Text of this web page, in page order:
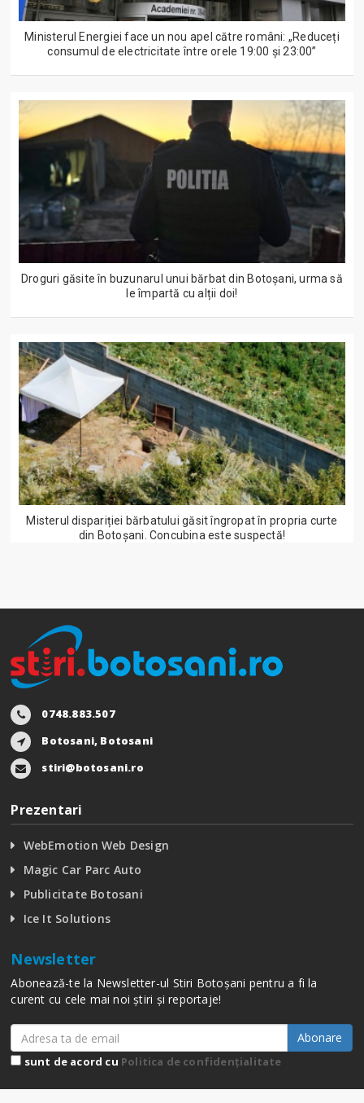
Ministerul Energiei face un nou apel către români: „Reduceți
consumul de electricitate între orele 19:00 și 23:00”
Droguri găsite în buzunarul unui bărbat din Botoșani, urma să
le împartă cu alții doi!
Misterul dispariției bărbatului găsit îngropat în propria curte
din Botoșani. Concubina este suspectă!
0748.883.507
Botosani, Botosani
stiri@botosani.ro
Prezentari
WebEmotion Web Design
Magic Car Parc Auto
Publicitate Botosani
Ice It Solutions
Newsletter
Abonează-te la Newsletter-ul Stiri Botoșani pentru a fi la
curent cu cele mai noi știri și reportaje!
Abonare
sunt de acord cu Politica de confidențialitate